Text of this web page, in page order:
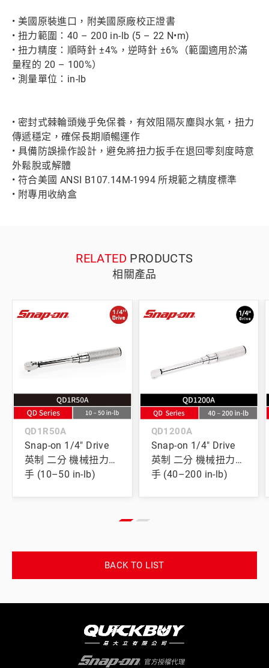
• 美國原裝進口，附美國原廠校正證書
• 扭力範圍：40 – 200 in-lb (5 – 22 N•m)
• 扭力精度：順時針 ±4%，逆時針 ±6%（範圍適用於滿
量程的 20 – 100%）
• 測量單位：in-lb
• 密封式棘輪頭幾乎免保養，有效阻隔灰塵與水氣，扭力
傳遞穩定，確保長期順暢運作
• 具備防誤操作設計，避免將扭力扳手在退回零刻度時意
外鬆脫或解體
• 符合美國 ANSI B107.14M-1994 所規範之精度標準
• 附專用收納盒
RELATED PRODUCTS
相關產品
QD1R50A
Snap-on 1/4" Drive
英制 二分 機械扭力扳
手 (10–50 in-lb)
QD1200A
Snap-on 1/4" Drive
英制 二分 機械扭力扳
手 (40–200 in-lb)
BACK TO LIST